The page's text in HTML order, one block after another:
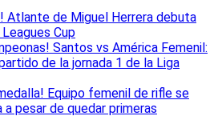
Atlante de Miguel Herrera debuta
Cup
Santos vs América Femenil:
de la jornada 1 de la Liga
Equipo femenil de rifle se
a pesar de quedar primeras